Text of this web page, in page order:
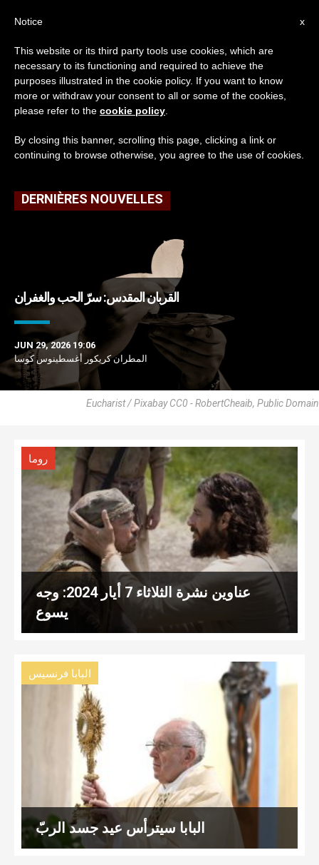
TAG
Posts Tagged ‘جسد
الرب’
DERNIÈRES NOUVELLES
القربان المقدس: سرّ الحب والغفران
JUN 29, 2026 19:06
المطران كريكور أغسطينوس كوسا
Eucharist / Pixabay CC0 - RobertCheaib, Public Domain
روما
عناوين نشرة الثلاثاء 7 أيار 2024: وجه
يسوع
البابا فرنسيس
البابا سيترأّس عيد جسد الربّ
x
Notice
This website or its third party tools use cookies, which are
necessary to its functioning and required to achieve the
purposes illustrated in the cookie policy. If you want to know
more or withdraw your consent to all or some of the cookies,
please refer to the cookie policy
By closing this banner, scrolling this page, clicking a link or
continuing to browse otherwise, you agree to the use of cookies.